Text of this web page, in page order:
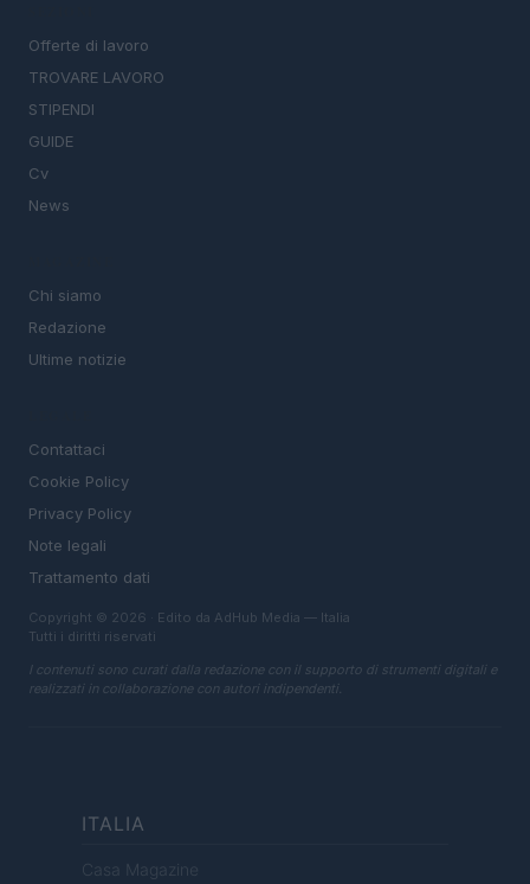
Offerte di lavoro
TROVARE LAVORO
STIPENDI
GUIDE
Cv
News
Chi siamo
Redazione
Ultime notizie
Contattaci
Cookie Policy
Privacy Policy
Note legali
Trattamento dati
Copyright © 2026 · Edito da AdHub Media — Italia
Tutti i diritti riservati
I contenuti sono curati dalla redazione con il supporto di strumenti digitali e
realizzati in collaborazione con autori indipendenti.
ITALIA
Casa Magazine